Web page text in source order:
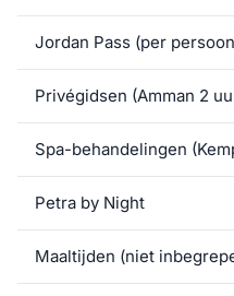
Jordan Pass (per
Privégidsen (Amman 2
Spa-behandelingen
Petra by Night
Maaltijden (niet